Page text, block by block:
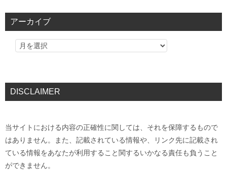
アーカイブ
DISCLAIMER
当サイトにおける内容の正確性に関しては、それを保障するもので
はありません。また、記載されている情報や、リンク先に記載され
ている情報をあなたが利用すること関するいかなる責任も負うこと
ができません。